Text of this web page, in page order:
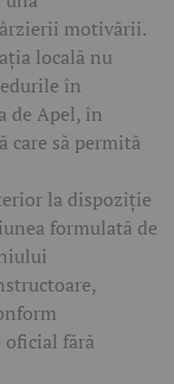
motivării.
locală nu
în
de Apel, în
care să permită
la dispoziție
formulată de
fără